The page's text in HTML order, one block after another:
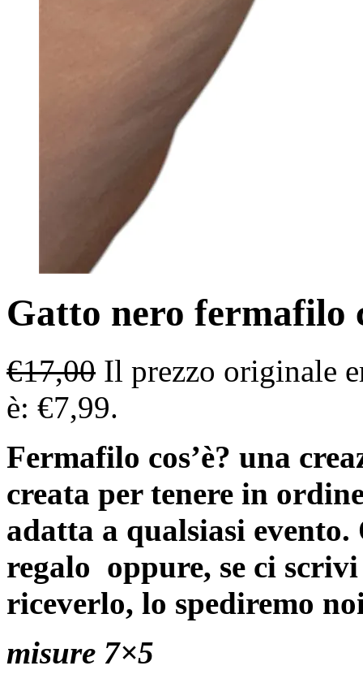
Gatto nero fermafilo
€17,00 Il prezzo originale
è: €7,99.
Fermafilo cos’è? una
creata per tenere in
adatta a qualsiasi
regalo oppure, se ci
riceverlo, lo spediremo
misure 7×5